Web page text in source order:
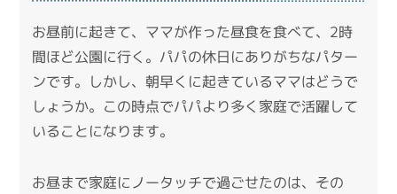
お昼前に起きて、ママが作った昼食を食べて、2時
間ほど公園に行く。パパの休日にありがちなパター
ンです。しかし、朝早くに起きているママはどうで
しょうか。この時点でパパより多く家庭で活躍して
いることになります。
お昼まで家庭にノータッチで過ごせたのは、その